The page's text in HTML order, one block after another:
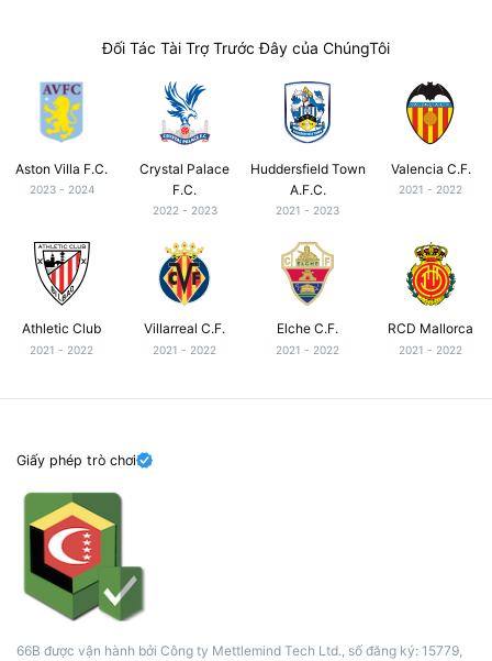
Đối Tác Tài Trợ Trước Đây của ChúngTôi
Aston Villa F.C.
2023 - 2024
Crystal Palace
F.C.
2022 - 2023
Huddersfield Town
A.F.C.
2021 - 2023
Valencia C.F.
2021 - 2022
Athletic Club
2021 - 2022
Villarreal C.F.
2021 - 2022
Elche C.F.
2021 - 2022
RCD Mallorca
2021 - 2022
Giấy phép trò chơi
66B được vận hành bởi Công ty Mettlemind Tech Ltd., số đăng ký: 15779,